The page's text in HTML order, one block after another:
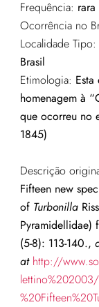
Frequência: rara
Ocorrência no
Localidade Tipo:
Brasil
Etimologia:
homenagem à
que ocorreu no
1845)
Descrição
Fifteen new
of Turbonilla
Pyramidellidae)
(5-8): 113-140.,
at http://